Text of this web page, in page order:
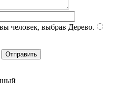
человек, выбрав Дерево.